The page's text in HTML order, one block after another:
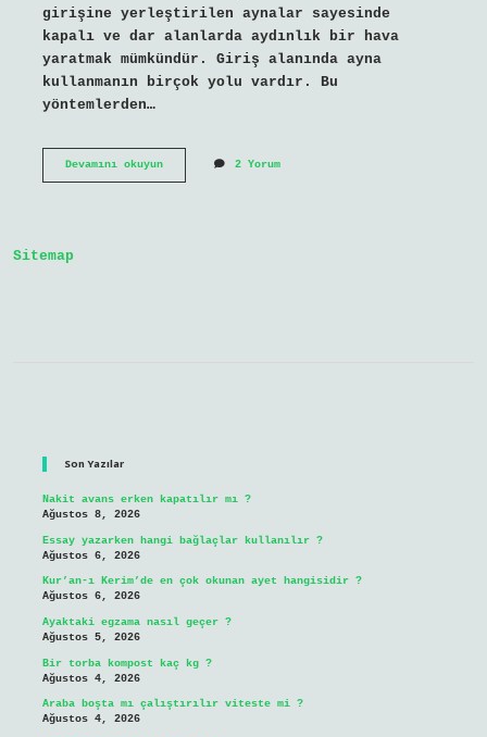
girişine yerleştirilen aynalar sayesinde
kapalı ve dar alanlarda aydınlık bir hava
yaratmak mümkündür. Giriş alanında ayna
kullanmanın birçok yolu vardır. Bu
yöntemlerden…
Devamını okuyunEvin
2 Yorum
Sitemap
Son Yazılar
Nakit avans erken kapatılır mı ?
Ağustos 8, 2026
Essay yazarken hangi bağlaçlar kullanılır ?
Ağustos 6, 2026
Kur’an-ı Kerim’de en çok okunan ayet hangisidir ?
Ağustos 6, 2026
Ayaktaki egzama nasıl geçer ?
Ağustos 5, 2026
Bir torba kompost kaç kg ?
Ağustos 4, 2026
Araba boşta mı çalıştırılır viteste mi ?
Ağustos 4, 2026